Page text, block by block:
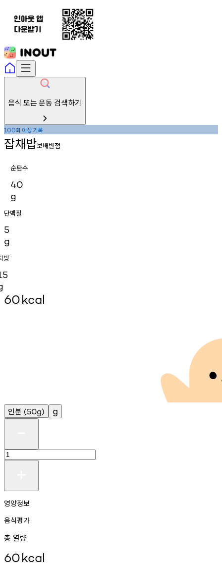
음식 또는 운동 검색하기
100회 이상기록
잡채밥보배반점
순탄수
40
g
단백질
5
g
방
60kcal
인분 (50g) g
영양정보
음식평가
총 열량
60kcal